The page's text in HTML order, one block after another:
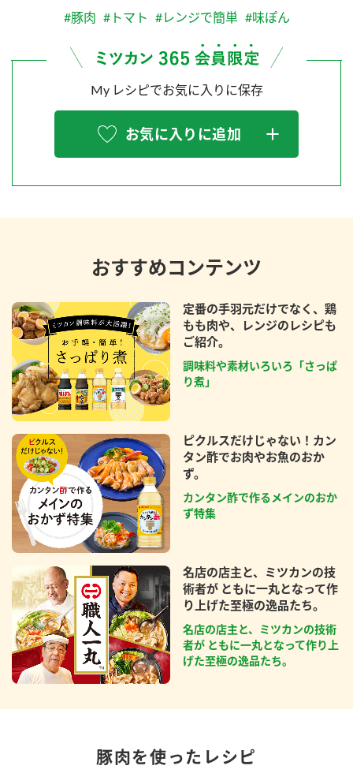
#豚肉 #トマト #レンジで簡単 #味ぽん
My レシピでお気に入りに保存
お気に入りに追加
おすすめコンテンツ
定番の手羽元だけでなく、鶏
もも肉や、レンジのレシピも
ご紹介。
調味料や素材いろいろ「さっぱ
り煮」
ピクルスだけじゃない！カン
タン酢でお肉やお魚のおか
ず。
カンタン酢で作るメインのおか
ず特集
名店の店主と、ミツカンの技
術者が ともに一丸となって作
り上げた至極の逸品たち。
名店の店主と、ミツカンの技術
者が ともに一丸となって作り上
げた至極の逸品たち。
豚肉を使ったレシピ